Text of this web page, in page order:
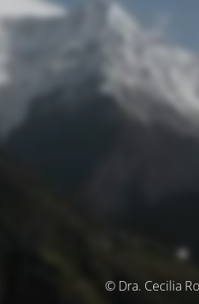
© Dra. Cecilia